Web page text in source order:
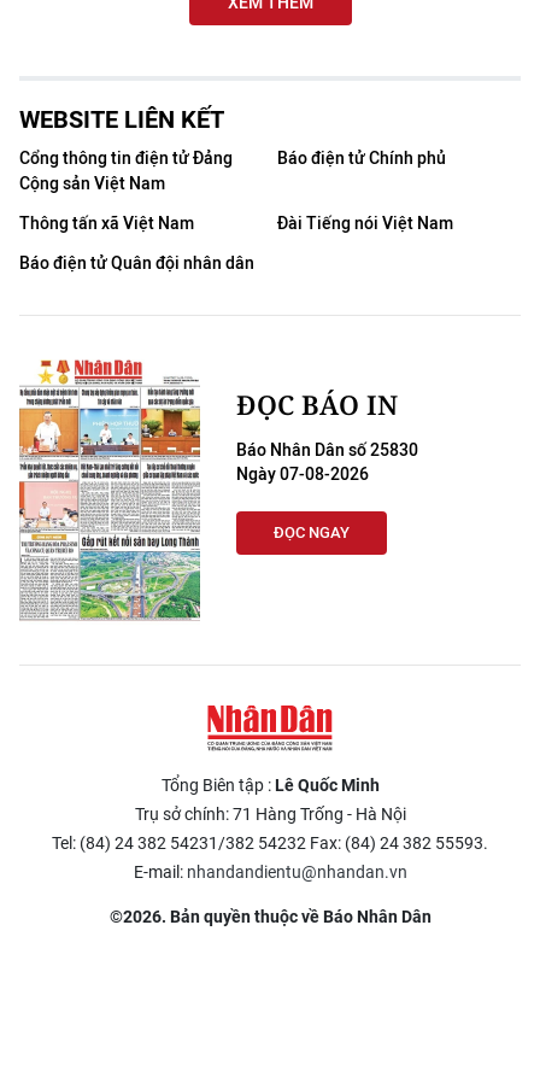
WEBSITE LIÊN KẾT
Cổng thông tin điện tử Đảng
Cộng sản Việt Nam
Báo điện tử Chính phủ
Thông tấn xã Việt Nam
Đài Tiếng nói Việt Nam
Báo điện tử Quân đội nhân dân
ĐỌC BÁO IN
Báo Nhân Dân số 25830
Ngày 07-08-2026
ĐỌC NGAY
Tổng Biên tập :Lê Quốc Minh
Trụ sở chính: 71 Hàng Trống - Hà Nội
Tel: (84) 24 382 54231/382 54232 Fax: (84) 24 382 55593.
E-mail: nhandandientu@nhandan.vn
©2026. Bản quyền thuộc về Báo Nhân Dân